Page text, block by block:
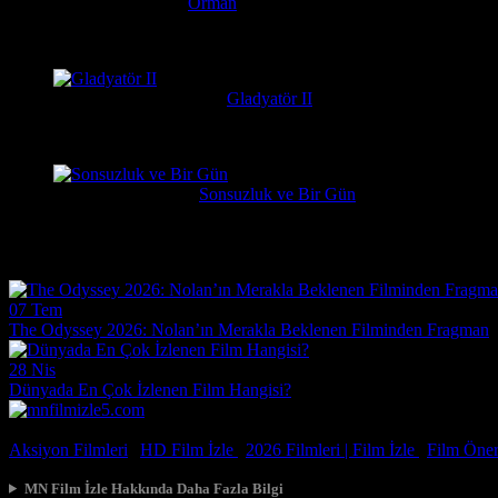
Gladyatör II
Sonsuzluk ve Bir Gün
07 Tem
The Odyssey 2026: Nolan’ın Merakla Beklenen Filminden Fragman
28 Nis
Dünyada En Çok İzlenen Film Hangisi?
Aksiyon Filmleri
HD Film İzle 2026 Filmleri | Film İzle Film
MN Film İzle Hakkında Daha Fazla Bilgi